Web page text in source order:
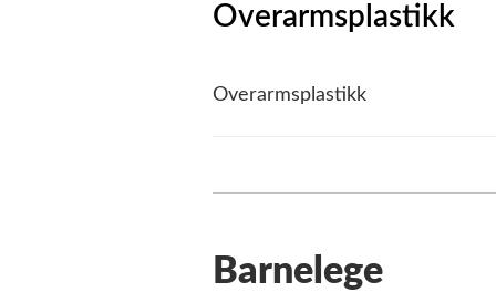
Overarmsplastikk
Overarmsplastikk
Barnelege